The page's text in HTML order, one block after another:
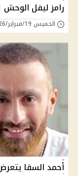
رامز ليفل الوحش 1 رمضان
الخميس 19/فبراير/2026 - 05:56 م
أحمد السقا